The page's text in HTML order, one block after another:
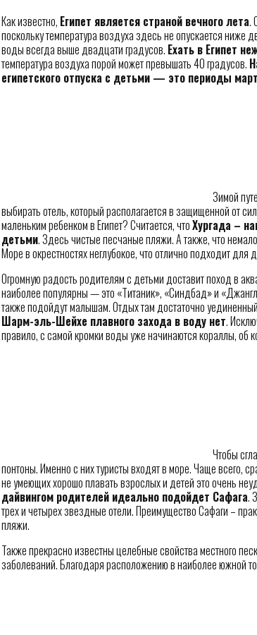
Как известно, Египет является страной вечного лета.
поскольку температура воздуха здесь не опускается ниже
воды всегда выше двадцати градусов. Ехать в Египет
температура воздуха порой может превышать 40 градусов.
египетского отпуска с детьми — это периоды
Зимой
выбирать отель, который располагается в защищенной от
маленьким ребенком в Египет? Считается, чтоХургада –
детьми. Здесь чистые песчаные пляжи. А также, что
Море в окрестностях неглубокое, что отлично подходит для
Огромную радость родителям с детьми доставит поход в
наиболее популярны — это «Титаник», «Синдбад» и
также подойдут малышам. Отдых там достаточно
Шарм-эль-Шейхе плавного захода в воду нет.
правило, с самой кромки воды уже начинаются кораллы, об
Чтобы
понтоны. Именно с них туристы входят в море. Чаще всего,
не умеющих хорошо плавать взрослых и детей это очень
дайвингом родителей идеально подойдет Сафага.
трех и четырех звездные отели. Преимущество Сафаги –
пляжи.
Также прекрасно известны целебные свойства местного
заболеваний. Благодаря расположению в наиболее южной